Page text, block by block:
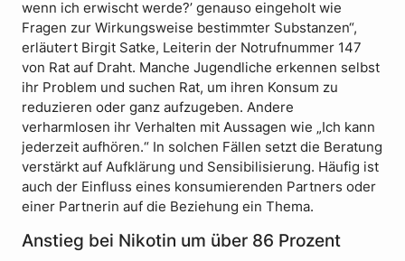
wenn ich erwischt werde?’ genauso eingeholt wie
Fragen zur Wirkungsweise bestimmter Substanzen“,
erläutert Birgit Satke, Leiterin der Notrufnummer 147
von Rat auf Draht. Manche Jugendliche erkennen selbst
ihr Problem und suchen Rat, um ihren Konsum zu
reduzieren oder ganz aufzugeben. Andere
verharmlosen ihr Verhalten mit Aussagen wie „Ich kann
jederzeit aufhören.“ In solchen Fällen setzt die Beratung
verstärkt auf Aufklärung und Sensibilisierung. Häufig ist
auch der Einfluss eines konsumierenden Partners oder
einer Partnerin auf die Beziehung ein Thema.
Anstieg bei Nikotin um über 86 Prozent